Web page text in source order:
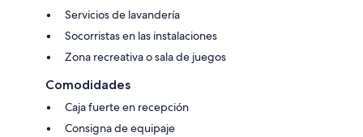
Servicios de lavandería
Socorristas en las instalaciones
Zona recreativa o sala de juegos
Comodidades
Caja fuerte en recepción
Consigna de equipaje